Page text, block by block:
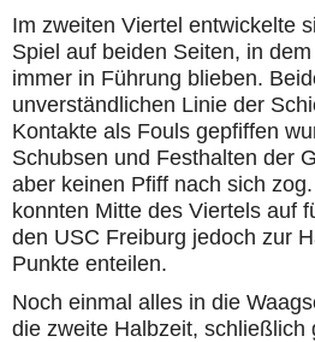
Im zweiten Viertel entwickelte
Spiel auf beiden Seiten, in
immer in Führung blieben.
unverständlichen Linie der
Kontakte als Fouls gepfiffen
Schubsen und Festhalten der
aber keinen Pfiff nach sich
konnten Mitte des Viertels auf
den USC Freiburg jedoch zur
Punkte enteilen.
Noch einmal alles in die
die zweite Halbzeit, schließlich